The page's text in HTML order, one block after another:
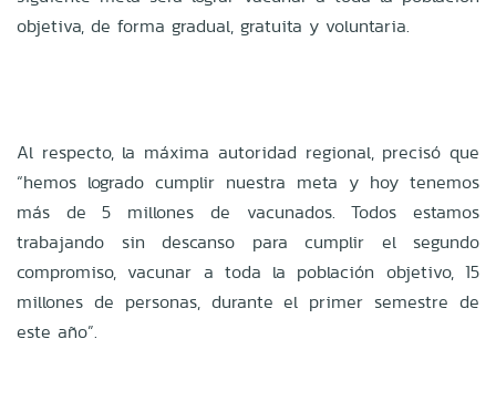
objetiva, de forma gradual, gratuita y voluntaria.
Al respecto, la máxima autoridad regional, precisó que
“hemos logrado cumplir nuestra meta y hoy tenemos
más de 5 millones de vacunados. Todos estamos
trabajando sin descanso para cumplir el segundo
compromiso, vacunar a toda la población objetivo, 15
millones de personas, durante el primer semestre de
este año”.